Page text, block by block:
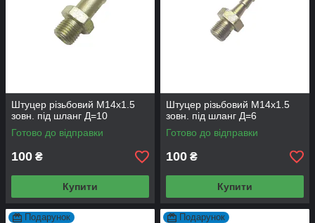
Штуцер різьбовий М14х1.5
зовн. під шланг Д=10
Готово до відправки
100 ₴
Купити
Штуцер різьбовий М14х1.5
зовн. під шланг Д=6
Готово до відправки
100 ₴
Купити
Подарунок Подарунок